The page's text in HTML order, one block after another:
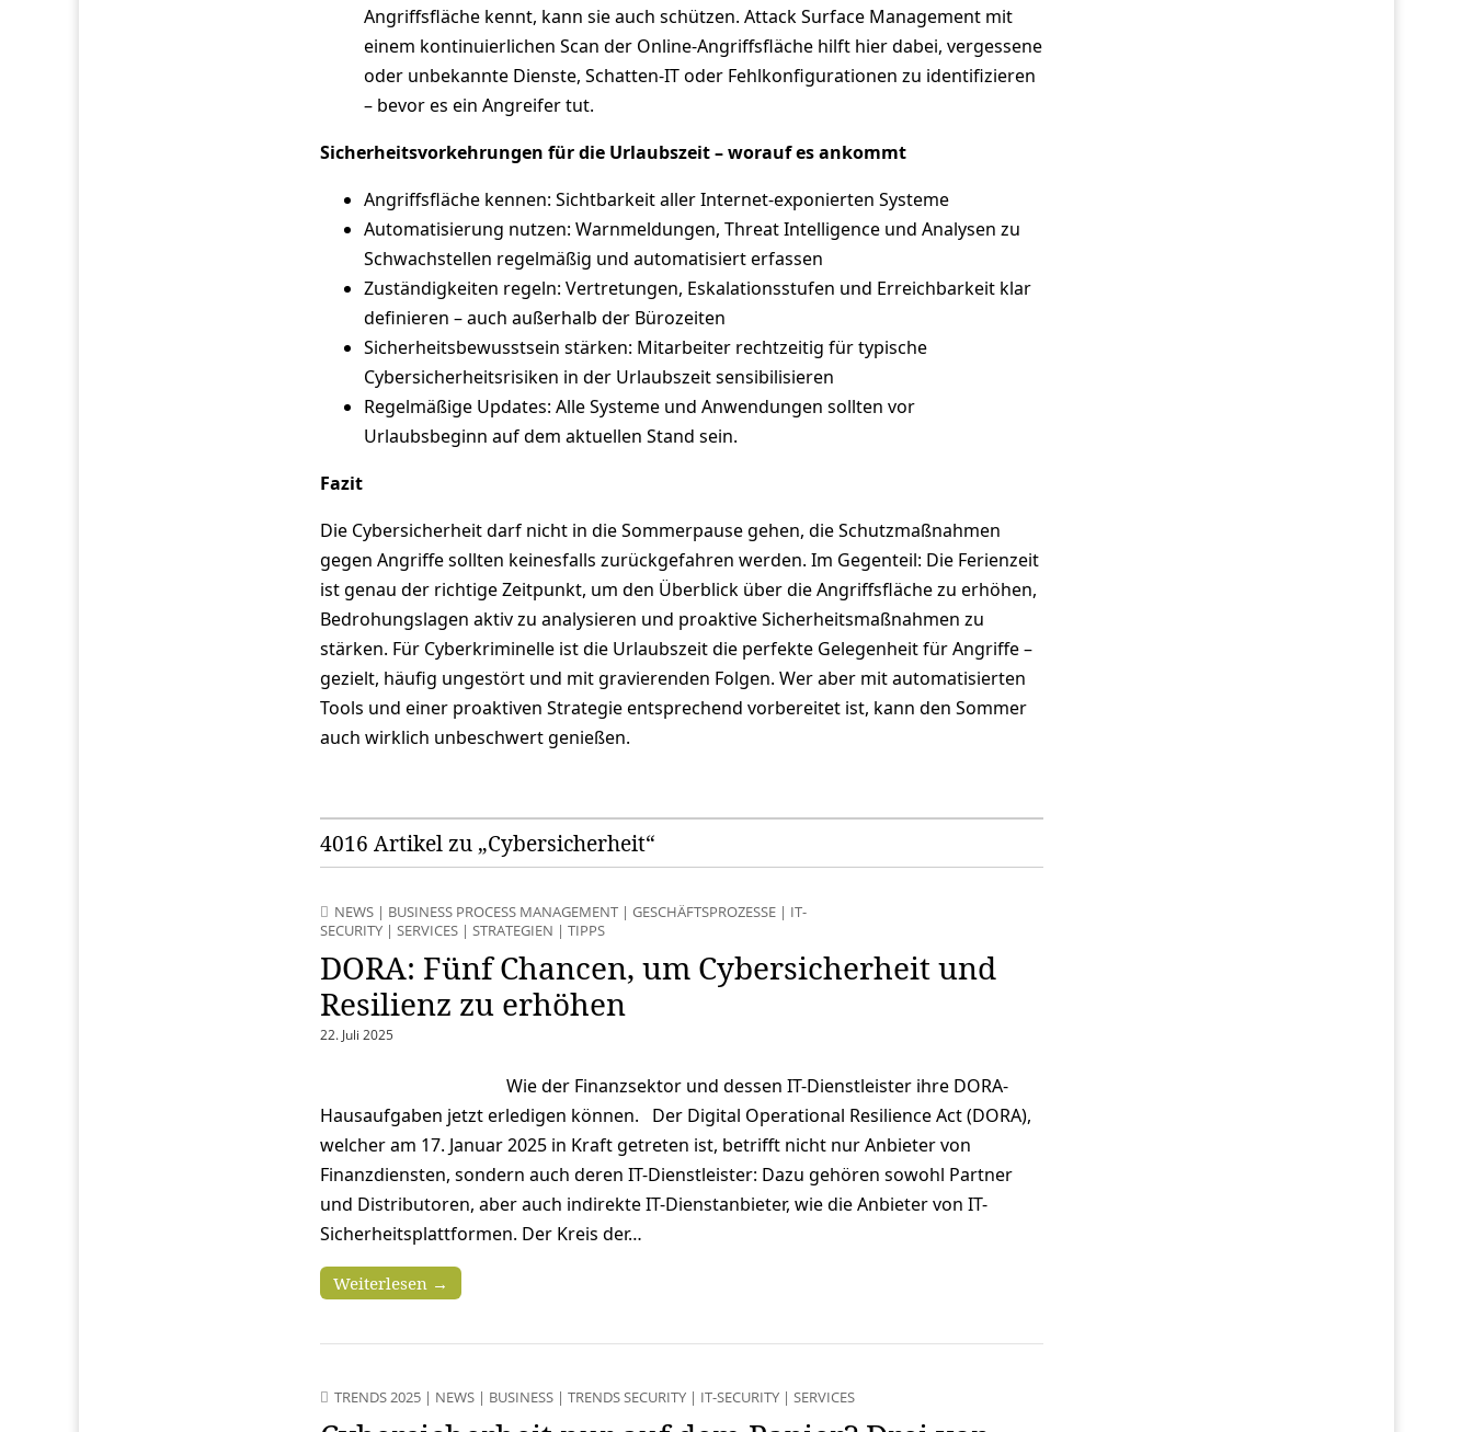
Angriffsfläche kennt, kann sie auch schützen. Attack Surface Management mit
einem kontinuierlichen Scan der Online-Angriffsfläche hilft hier dabei, vergessene
oder unbekannte Dienste, Schatten-IT oder Fehlkonfigurationen zu identifizieren
– bevor es ein Angreifer tut.
Sicherheitsvorkehrungen für die Urlaubszeit – worauf es ankommt
Angriffsfläche kennen: Sichtbarkeit aller Internet-exponierten Systeme
Automatisierung nutzen: Warnmeldungen, Threat Intelligence und Analysen zu
Schwachstellen regelmäßig und automatisiert erfassen
Zuständigkeiten regeln: Vertretungen, Eskalationsstufen und Erreichbarkeit klar
definieren – auch außerhalb der Bürozeiten
Sicherheitsbewusstsein stärken: Mitarbeiter rechtzeitig für typische
Cybersicherheitsrisiken in der Urlaubszeit sensibilisieren
Regelmäßige Updates: Alle Systeme und Anwendungen sollten vor
Urlaubsbeginn auf dem aktuellen Stand sein.
Fazit
Die Cybersicherheit darf nicht in die Sommerpause gehen, die Schutzmaßnahmen
gegen Angriffe sollten keinesfalls zurückgefahren werden. Im Gegenteil: Die Ferienzeit
ist genau der richtige Zeitpunkt, um den Überblick über die Angriffsfläche zu erhöhen,
Bedrohungslagen aktiv zu analysieren und proaktive Sicherheitsmaßnahmen zu
stärken. Für Cyberkriminelle ist die Urlaubszeit die perfekte Gelegenheit für Angriffe –
gezielt, häufig ungestört und mit gravierenden Folgen. Wer aber mit automatisierten
Tools und einer proaktiven Strategie entsprechend vorbereitet ist, kann den Sommer
auch wirklich unbeschwert genießen.
4016 Artikel zu „Cybersicherheit“
NEWS| BUSINESS PROCESS MANAGEMENT| GESCHÄFTSPROZESSE| IT-
SECURITY| SERVICES| STRATEGIEN | TIPPS
DORA: Fünf Chancen, um Cybersicherheit und
Resilienz zu erhöhen
22. Juli 2025
Wie der Finanzsektor und dessen IT-Dienstleister ihre DORA-
Hausaufgaben jetzt erledigen können. Der Digital Operational Resilience Act (DORA),
welcher am 17. Januar 2025 in Kraft getreten ist, betrifft nicht nur Anbieter von
Finanzdiensten, sondern auch deren IT-Dienstleister: Dazu gehören sowohl Partner
und Distributoren, aber auch indirekte IT-Dienstanbieter, wie die Anbieter von IT-
Sicherheitsplattformen. Der Kreis der…
Weiterlesen →
TRENDS 2025| NEWS| BUSINESS| TRENDS SECURITY| IT-SECURITY| SERVICES